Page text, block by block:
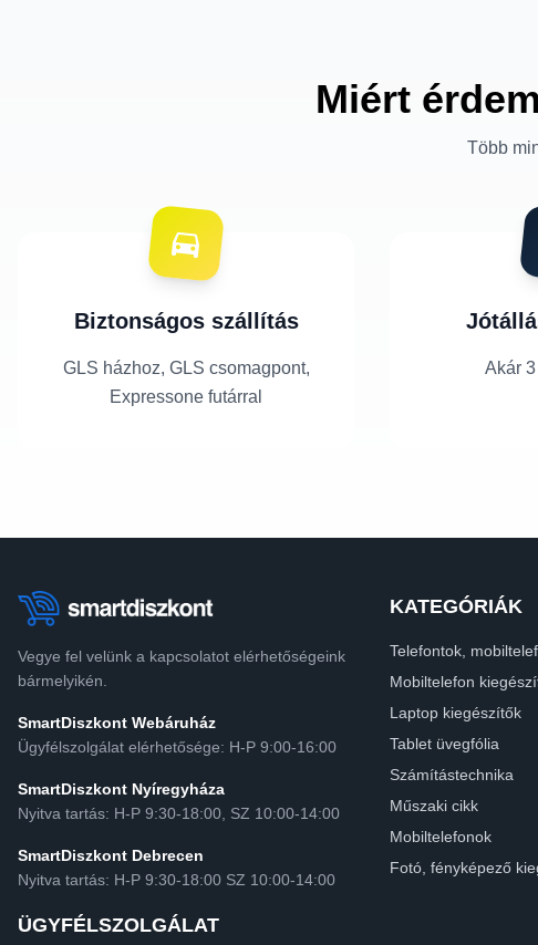
Miért
Több
Biztonságos szállítás
GLS házhoz, GLS csomagpont,
Expressone futárral
Akár
Vegye fel velünk a kapcsolatot elérhetőségeink
bármelyikén.
SmartDiszkont Webáruház
Ügyfélszolgálat elérhetősége: H-P 9:00-16:00
SmartDiszkont Nyíregyháza
Nyitva tartás: H-P 9:30-18:00, SZ 10:00-14:00
SmartDiszkont Debrecen
Nyitva tartás: H-P 9:30-18:00 SZ 10:00-14:00
ÜGYFÉLSZOLGÁLAT
KATEGÓRIÁK
Telefontok,
Mobiltelefon
Laptop kiegészítők
Tablet üvegfólia
Számítástechnika
Műszaki cikk
Mobiltelefonok
Fotó, fényképező